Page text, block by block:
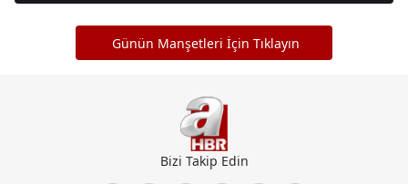
Günün Manşetleri İçin Tıklayın
Bizi Takip Edin